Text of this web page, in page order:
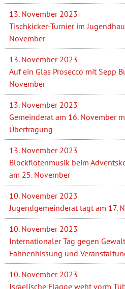
13. November 2023
Tischkicker-Turnier im
November
13. November 2023
Auf ein Glas Prosecco mit Sepp
November
13. November 2023
Gemeinderat am 16. November
Übertragung
13. November 2023
Blockflötenmusik beim
am 25. November
10. November 2023
Jugendgemeinderat tagt am 17.
10. November 2023
Internationaler Tag gegen
Fahnenhissung und
10. November 2023
Israelische Flagge weht vorm